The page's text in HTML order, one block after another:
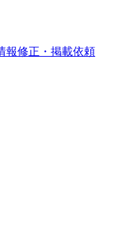
報修正・掲載依頼